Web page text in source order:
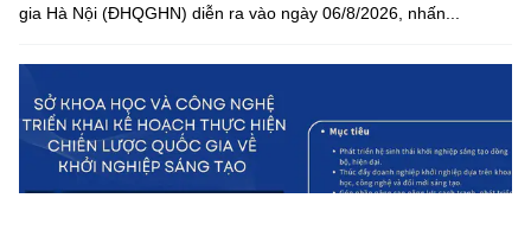
gia Hà Nội (ĐHQGHN) diễn ra vào ngày 06/8/2026, nhấn...